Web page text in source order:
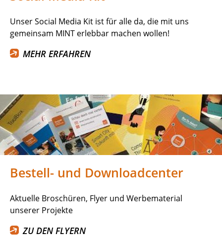
Unser Social Media Kit ist für alle da, die mit uns
gemeinsam MINT erlebbar machen wollen!
MEHR ERFAHREN
Bestell- und Downloadcenter
Aktuelle Broschüren, Flyer und Werbematerial
unserer Projekte
ZU DEN FLYERN